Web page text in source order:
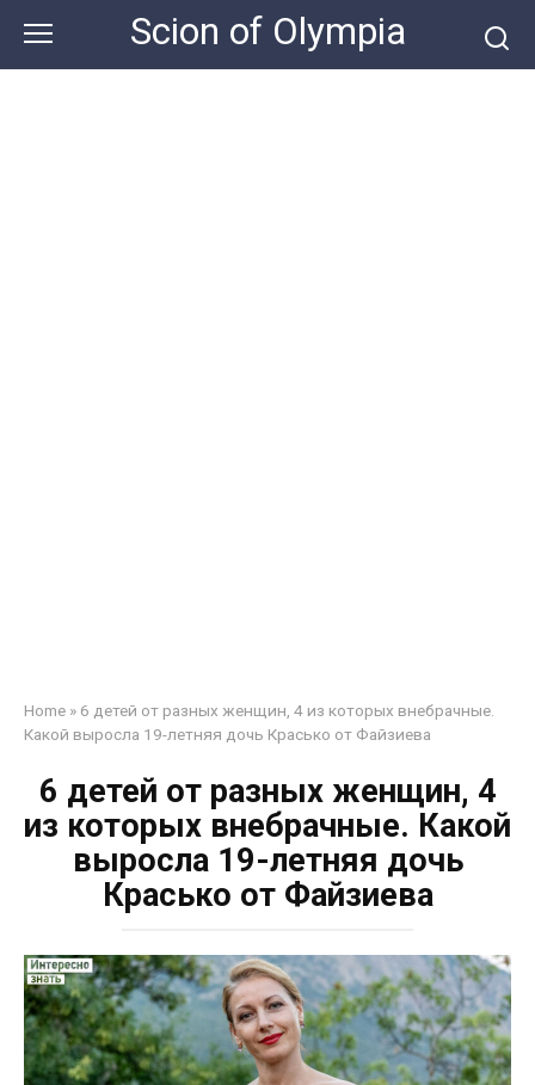
content
Scion of Olympia
Home » 6 детей от разных женщин, 4 из которых внебрачные.
Какой выросла 19-летняя дочь Красько от Файзиева
6 детей от разных женщин, 4
из которых внебрачные. Какой
выросла 19-летняя дочь
Красько от Файзиева